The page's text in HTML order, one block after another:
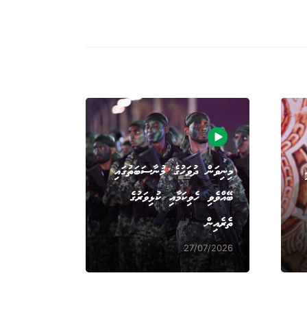
މިނިވަން ދުވަހުގެ މުނާސަބަތުގައި
ބޭއްވެވި ހެވިކަމާއި ކުޅިވަރުގެ
ތެރެއިން
27/07/2026